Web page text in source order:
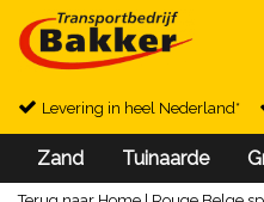
Levering in heel Nederland*
Zand Tuinaarde